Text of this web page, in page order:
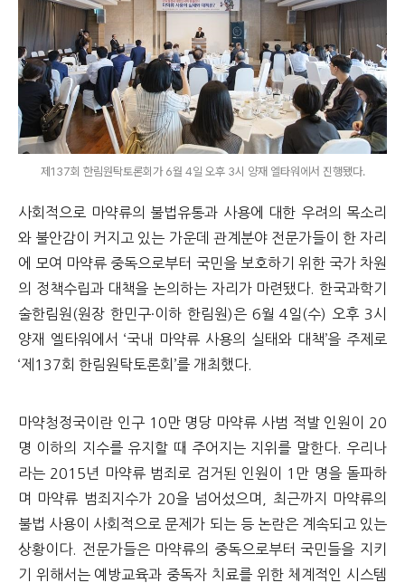
제137회 한림원탁토론회가 6월 4일 오후 3시 양재 엘타워에서 진행됐다.
사회적으로 마약류의 불법유통과 사용에 대한 우려의 목소리
와 불안감이 커지고 있는 가운데 관계분야 전문가들이 한 자리
에 모여 마약류 중독으로부터 국민을 보호하기 위한 국가 차원
의 정책수립과 대책을 논의하는 자리가 마련됐다. 한국과학기
술한림원(원장 한민구·이하 한림원)은 6월 4일(수) 오후 3시
양재 엘타워에서 ‘국내 마약류 사용의 실태와 대책’을 주제로
‘제137회 한림원탁토론회’를 개최했다.
마약청정국이란 인구 10만 명당 마약류 사범 적발 인원이 20
명 이하의 지수를 유지할 때 주어지는 지위를 말한다. 우리나
라는 2015년 마약류 범죄로 검거된 인원이 1만 명을 돌파하
며 마약류 범죄지수가 20을 넘어섰으며, 최근까지 마약류의
불법 사용이 사회적으로 문제가 되는 등 논란은 계속되고 있는
상황이다. 전문가들은 마약류의 중독으로부터 국민들을 지키
기 위해서는 예방교육과 중독자 치료를 위한 체계적인 시스템